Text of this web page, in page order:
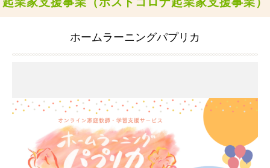
ホームラーニングパプリカ